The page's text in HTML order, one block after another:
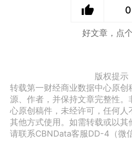
0
好文章，点
版权提示
转载第一财经商业数据中心原创
源、作者，并保持文章完整性。
心原创稿件，未经许可，任何人
其他方式使用。如需转载或以其
请联系CBNData客服DD-4（微